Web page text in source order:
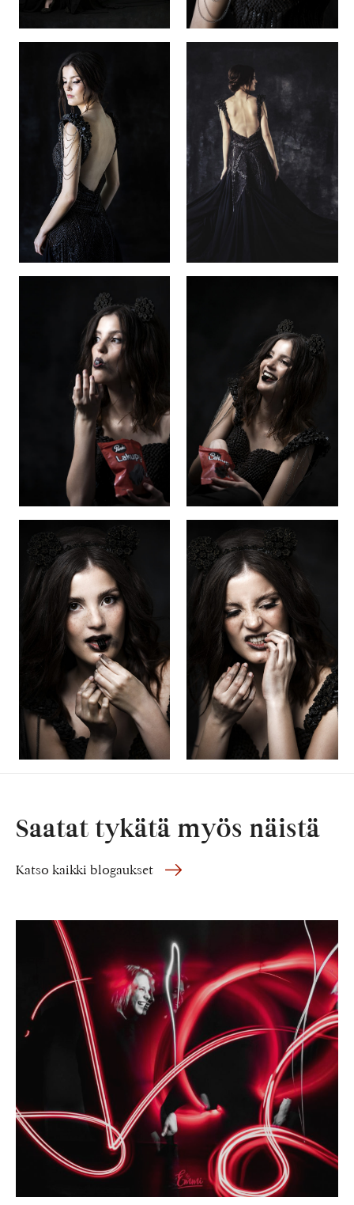
Saatat tykätä myös näistä
Katso kaikki blogaukset
Valomaalausta
tanssijan